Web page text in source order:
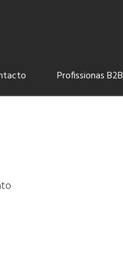
Profissionas B2B